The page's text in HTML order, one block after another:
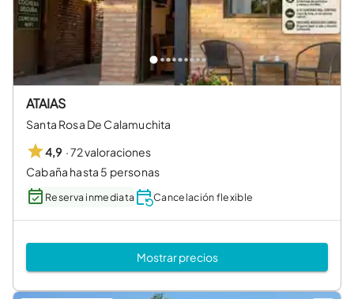
ATAIAS
Santa Rosa De Calamuchita
4,9 ·72 valoraciones
Cabaña hasta 5 personas
Reserva inmediata Cancelación flexible
Mostrar precios